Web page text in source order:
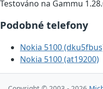
Testováno na Gammu
Podobné telefony
Nokia 5100
Nokia 5100 (at19200)